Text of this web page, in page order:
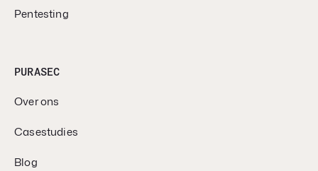
Pentesting
PURASEC
Over ons
Casestudies
Blog